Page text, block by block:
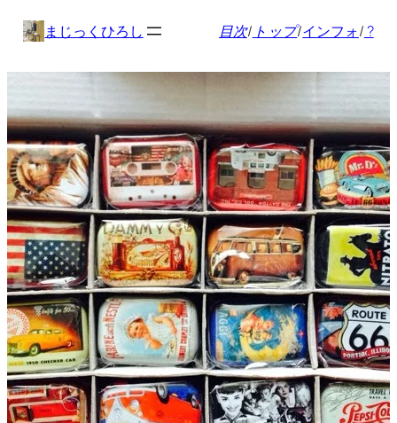
キ
ッ
プ
まじっくひろし 目次/ トップ/インフォ/ ?